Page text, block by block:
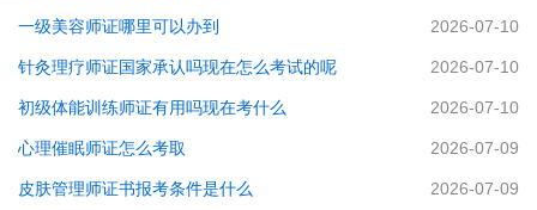
一级美容师证哪里可以办到 2026-07-10
针灸理疗师证国家承认吗现在怎么考试的呢 2026-07-10
初级体能训练师证有用吗现在考什么 2026-07-10
心理催眠师证怎么考取 2026-07-09
皮肤管理师证书报考条件是什么 2026-07-09